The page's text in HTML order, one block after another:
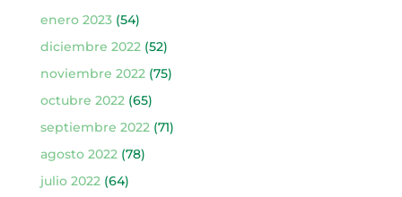
enero 2023(54)
diciembre 2022(52)
noviembre 2022(75)
octubre 2022(65)
septiembre 2022(71)
agosto 2022(78)
julio 2022(64)